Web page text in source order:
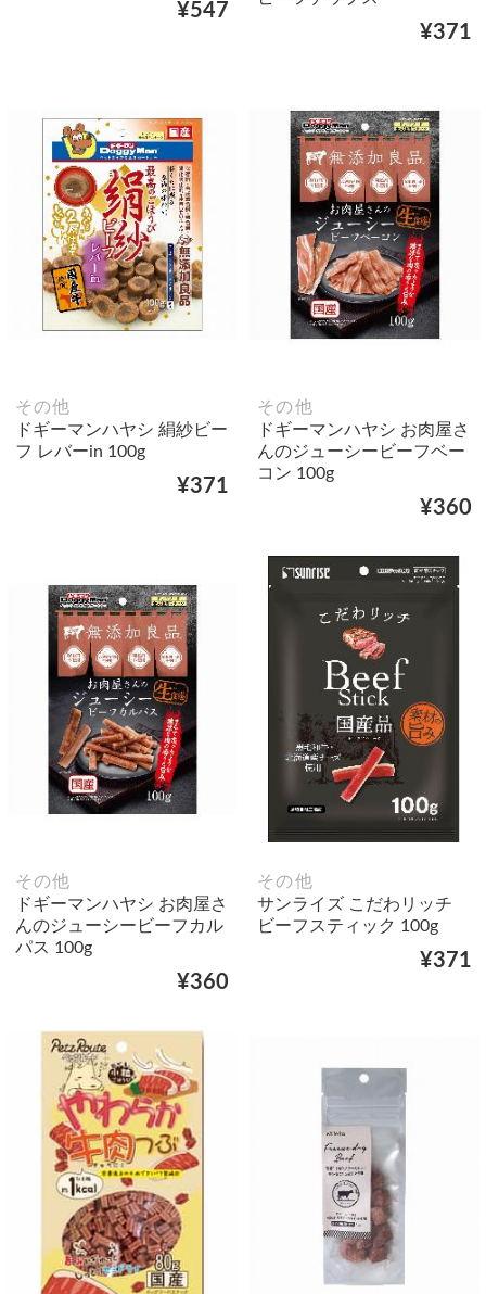
¥547
¥371
その他
ドギーマンハヤシ 絹紗ビー
フ レバーin 100g
¥371
その他
ドギーマンハヤシ お肉屋さ
んのジューシービーフベー
コン 100g
¥360
その他
ドギーマンハヤシ お肉屋さ
んのジューシービーフカル
パス 100g
¥360
その他
サンライズ こだわリッチ
ビーフスティック 100g
¥371